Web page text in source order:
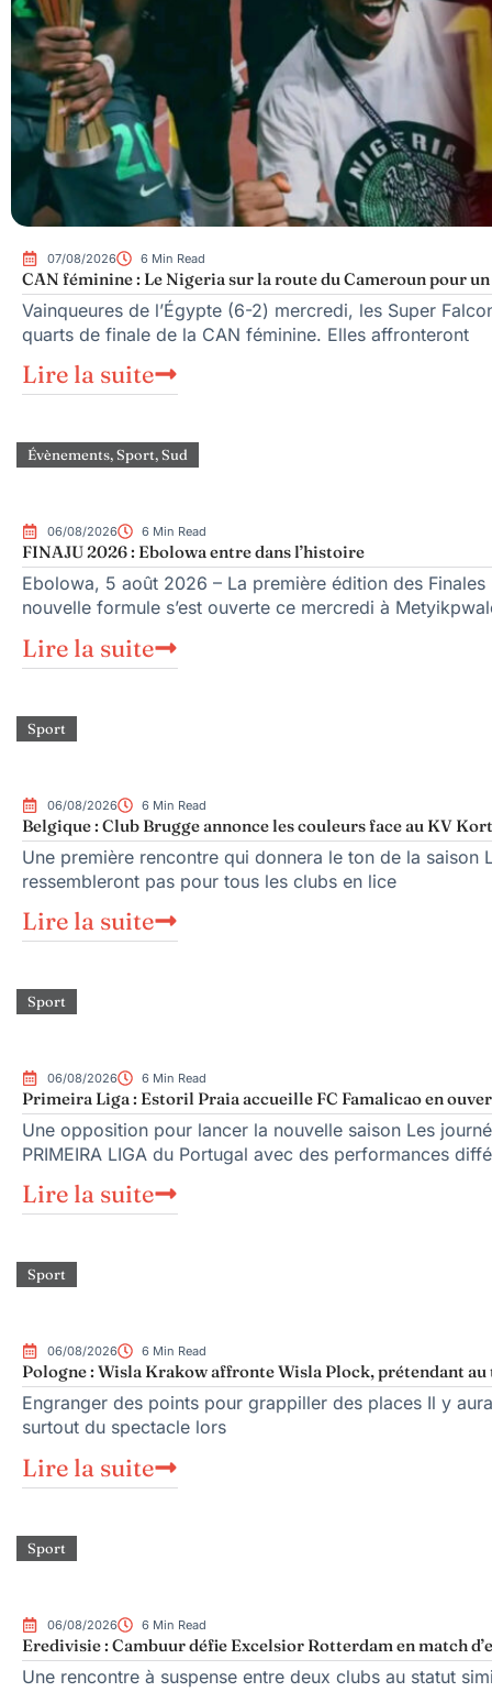
07/08/2026 6 Min Read
CAN féminine : Le Nigeria sur la route du Cameroun pour
Vainqueures de l’Égypte (6-2) mercredi, les Super
quarts de finale de la CAN féminine. Elles affronteront
Lire la suite
Évènements,Sport,Sud
06/08/2026 6 Min Read
FINAJU 2026 : Ebolowa entre dans l’histoire
Ebolowa, 5 août 2026 – La première édition des
nouvelle formule s’est ouverte ce mercredi à
Lire la suite
Sport
06/08/2026 6 Min Read
Belgique : Club Brugge annonce les couleurs face au KV
Une première rencontre qui donnera le ton de la saison
ressembleront pas pour tous les clubs en lice
Lire la suite
Sport
06/08/2026 6 Min Read
Primeira Liga : Estoril Praia accueille FC Famalicao en
Une opposition pour lancer la nouvelle saison Les
PRIMEIRA LIGA du Portugal avec des performances
Lire la suite
Sport
06/08/2026 6 Min Read
Pologne : Wisla Krakow affronte Wisla Plock, prétendant
Engranger des points pour grappiller des places Il y
surtout du spectacle lors
Lire la suite
Sport
06/08/2026 6 Min Read
Eredivisie : Cambuur défie Excelsior Rotterdam en match
Une rencontre à suspense entre deux clubs au statut